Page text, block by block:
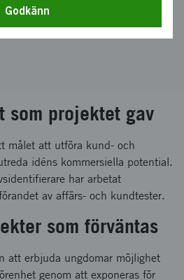
som projektet gav
målet att utföra kund- och
idéns kommersiella potential.
har arbetat
av affärs- och kundtester.
som förväntas
att erbjuda ungdomar möjlighet
genom att exponeras för
Godkänn